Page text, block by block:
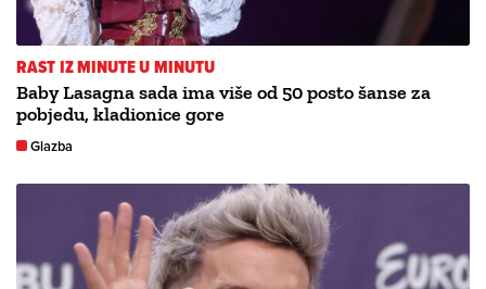
RAST IZ MINUTE U MINUTU
Baby Lasagna sada ima više od 50 posto šanse za
pobjedu, kladionice gore
Glazba